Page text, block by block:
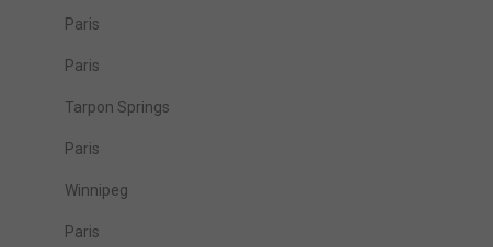
Paris
Paris
Tarpon Springs
Paris
Winnipeg
Paris